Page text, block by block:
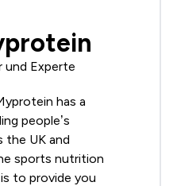
und Experte
has a
people’s
the UK and
sports nutrition
to provide you